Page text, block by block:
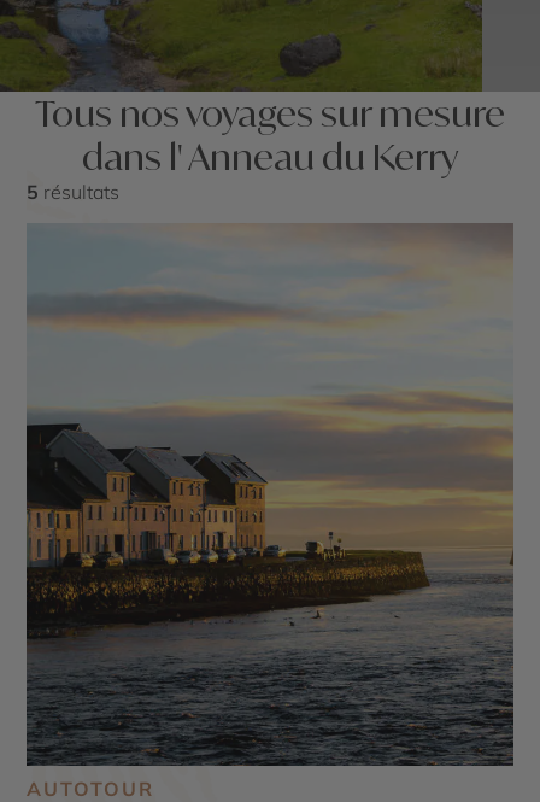
Tous nos voyages sur mesure
dans l' Anneau du Kerry
5 résultats
AUTOTOUR